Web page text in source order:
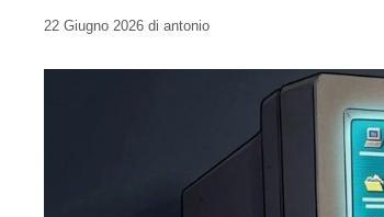
22 Giugno 2026 di antonio